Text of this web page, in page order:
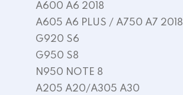
A600 A6 2018
A605 A6 PLUS / A750 A7 2018
G920 S6
G950 S8
N950 NOTE 8
A205 A20/A305 A30